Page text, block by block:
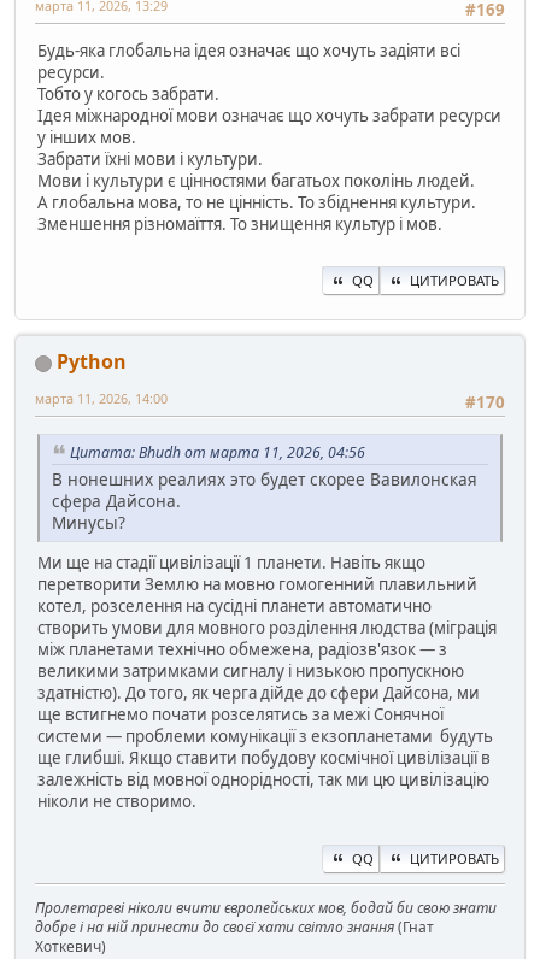
#169
марта 11, 2026, 13:29
Будь-яка глобальна ідея означає що хочуть задіяти всі
ресурси.
Тобто у когось забрати.
Ідея міжнародної мови означає що хочуть забрати ресурси
у інших мов.
Забрати їхні мови і культури.
Мови і культури є цінностями багатьох поколінь людей.
А глобальна мова, то не цінність. То збіднення культури.
Зменшення різномаїття. То знищення культур і мов.
QQ ЦИТИРОВАТЬ
Python
#170
марта 11, 2026, 14:00
Цитата: Bhudh от марта 11, 2026, 04:56
В нонешних реалиях это будет скорее Вавилонская
сфера Дайсона.
Минусы?
Ми ще на стадії цивілізації 1 планети. Навіть якщо
перетворити Землю на мовно гомогенний плавильний
котел, розселення на сусідні планети автоматично
створить умови для мовного розділення людства (міграція
між планетами технічно обмежена, радіозв'язок — з
великими затримками сигналу і низькою пропускною
здатністю). До того, як черга дійде до сфери Дайсона, ми
ще встигнемо почати розселятись за межі Сонячної
системи — проблеми комунікації з екзопланетами будуть
ще глибші. Якщо ставити побудову космічної цивілізації в
залежність від мовної однорідності, так ми цю цивілізацію
ніколи не створимо.
QQ ЦИТИРОВАТЬ
Пролетареві ніколи вчити європейських мов, бодай би свою знати
добре і на ній принести до своєї хати світло знання(Гнат
Хоткевич)